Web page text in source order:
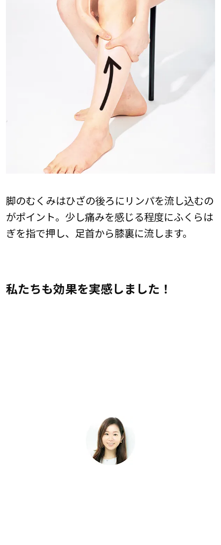
脚のむくみはひざの後ろにリンパを流し込むの
がポイント。少し痛みを感じる程度にふくらは
ぎを指で押し、足首から膝裏に流します。
私たちも効果を実感しました！